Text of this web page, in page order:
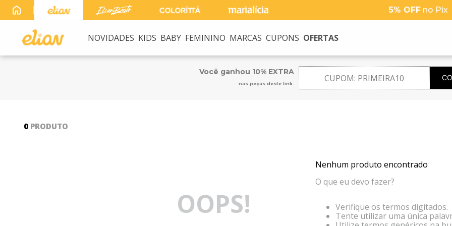
Frete Grátis acima de R$ 249 5% OFFno Pix
NOVIDADES KIDS BABY FEMININO MARCAS CUPONS OFERTAS
Você ganhou 10% EXTRA
nas peças deste link. CUPOM: PRIMEIRA10
0 PRODUTO
OOPS!
Nenhum produto encontrado
O que eu devo fazer?
Verifique os termos digitados.
Tente utilizar uma única
TERMOS MAIS BUSCADOS
elian beats
calça
vestidos